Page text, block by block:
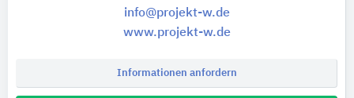
info@projekt-w.de
www.projekt-w.de
Informationen anfordern